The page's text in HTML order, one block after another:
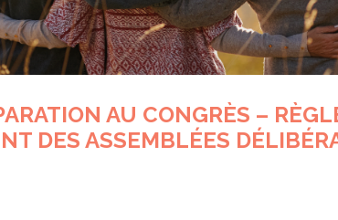
AU CONGRÈS –
DES ASSEMBLÉES